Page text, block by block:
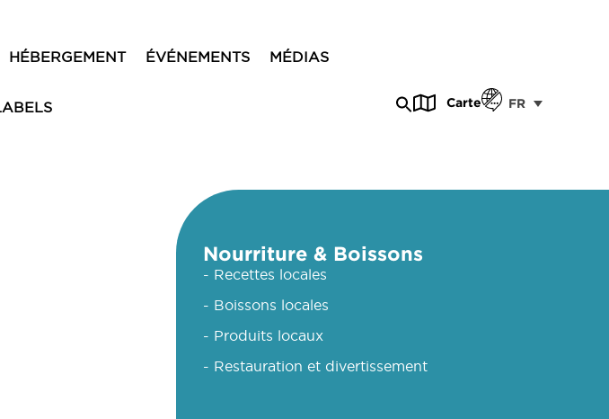
HÉBERGEMENT ÉVÉNEMENTS MÉDIAS
Carte FR
Nourriture & Boissons
- Recettes locales
- Boissons locales
- Produits locaux
- Restauration et divertissement